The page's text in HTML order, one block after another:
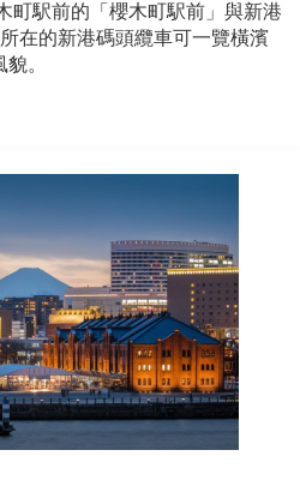
町駅前的「櫻木町駅前」與新港
在的新港碼頭纜車可一覽橫濱
。